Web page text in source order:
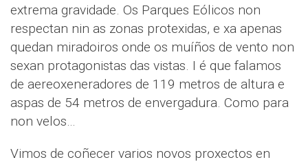
extrema gravidade. Os Parques Eólicos non
respectan nin as zonas protexidas, e xa apenas
quedan miradoiros onde os muíños de vento non
sexan protagonistas das vistas. I é que falamos
de aereoxeneradores de 119 metros de altura e
aspas de 54 metros de envergadura. Como para
non velos…
Vimos de coñecer varios novos proxectos en